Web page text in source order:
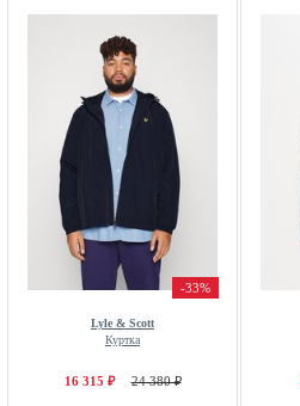
-33%
Lyle & Scott
Куртка
16 315 ₽ 24 380 ₽